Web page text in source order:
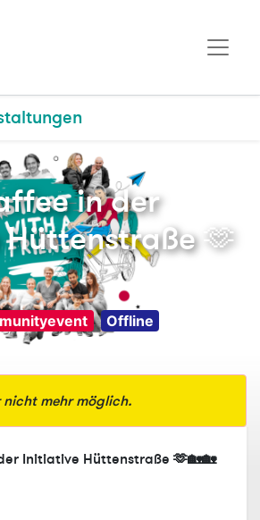
in der
🫶
Offline
mehr möglich.
Initiative Hüttenstraße 🫶🏡🏡